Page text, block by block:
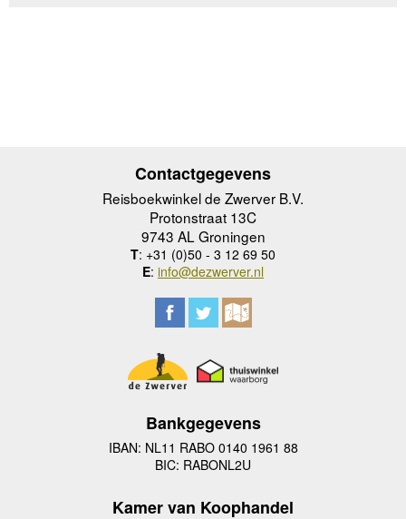
Contactgegevens
Reisboekwinkel de Zwerver B.V.
Protonstraat 13C
9743 AL Groningen
T: +31 (0)50 - 3 12 69 50
E: info@dezwerver.nl
Bankgegevens
IBAN: NL11 RABO 0140 1961 88
BIC: RABONL2U
Kamer van Koophandel